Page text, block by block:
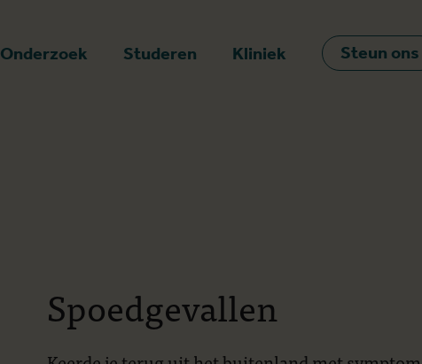
Onderzoek Studeren Kliniek Steun ons
Spoedgevallen